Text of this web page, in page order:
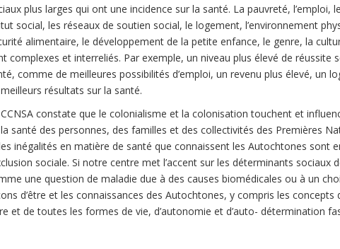
plus larges qui ont une incidence sur la santé. La pauvreté, l’emploi,
social, les réseaux de soutien social, le logement, l’environnement
alimentaire, le développement de la petite enfance, le genre, la
complexes et interreliés. Par exemple, un niveau plus élevé de
comme de meilleures possibilités d’emploi, un revenu plus élevé,
résultats sur la santé.
constate que le colonialisme et la colonisation touchent et
santé des personnes, des familles et des collectivités des Premières
inégalités en matière de santé que connaissent les Autochtones sont
sociale. Si notre centre met l’accent sur les déterminants
une question de maladie due à des causes biomédicales ou à un
d’être et les connaissances des Autochtones, y compris les
et de toutes les formes de vie, d’autonomie et d’auto- détermination